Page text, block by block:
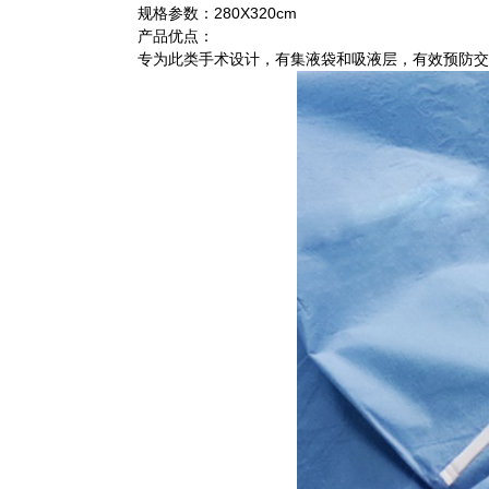
规格参数：280X320cm
产品优点：
专为此类手术设计，有集液袋和吸液层，有效预防